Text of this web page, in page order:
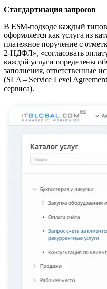
Стандартизация запросов
В ESM-подходе каждый
оформляется как услуга из
платежное поручение с
2-НДФЛ», «согласовать
каждой услуги определены
заполнения, ответственные
(SLA – Service Level
сервиса).